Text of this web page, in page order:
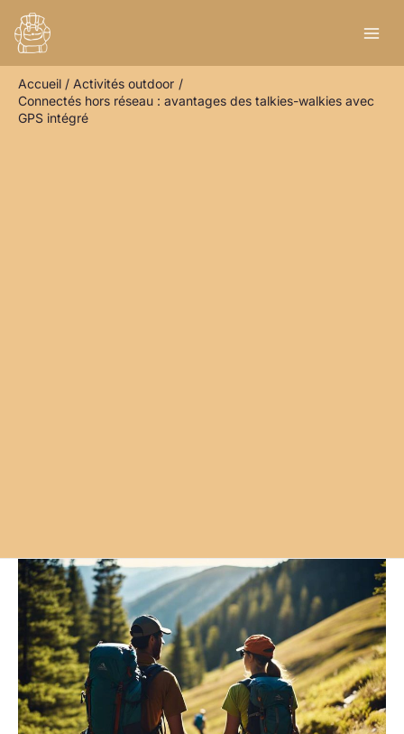
contenu
Accueil
Activités outdoor
Connectés hors réseau : avantages des talkies-walkies avec
GPS intégré
e
h
e